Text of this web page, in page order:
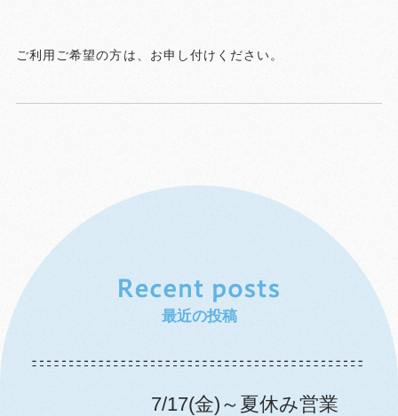
ご利用ご希望の方は、お申し付けください。
最近の投稿
7/17(金)～夏休み営業